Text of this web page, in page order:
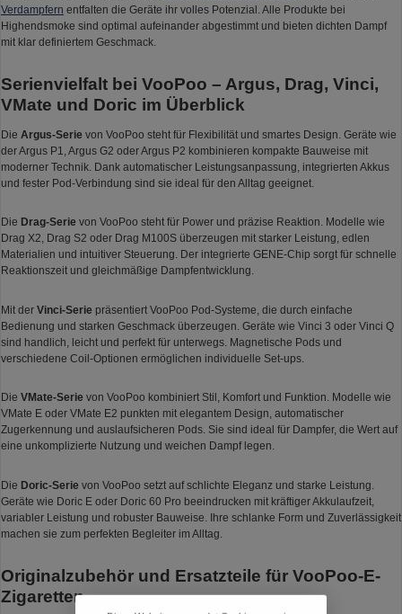
Verdampfern entfalten die Geräte ihr volles Potenzial. Alle Produkte bei
Highendsmoke sind optimal aufeinander abgestimmt und bieten dichten Dampf
mit klar definiertem Geschmack.
Serienvielfalt bei VooPoo – Argus, Drag, Vinci,
VMate und Doric im Überblick
Die Argus-Serie von VooPoo steht für Flexibilität und smartes Design. Geräte wie
der Argus P1, Argus G2 oder Argus P2 kombinieren kompakte Bauweise mit
moderner Technik. Dank automatischer Leistungsanpassung, integrierten Akkus
und fester Pod-Verbindung sind sie ideal für den Alltag geeignet.
Die Drag-Serie von VooPoo steht für Power und präzise Reaktion. Modelle wie
Drag X2, Drag S2 oder Drag M100S überzeugen mit starker Leistung, edlen
Materialien und intuitiver Steuerung. Der integrierte GENE-Chip sorgt für schnelle
Reaktionszeit und gleichmäßige Dampfentwicklung.
Mit der Vinci-Serie präsentiert VooPoo Pod-Systeme, die durch einfache
Bedienung und starken Geschmack überzeugen. Geräte wie Vinci 3 oder Vinci Q
sind handlich, leicht und perfekt für unterwegs. Magnetische Pods und
verschiedene Coil-Optionen ermöglichen individuelle Set-ups.
Die VMate-Serie von VooPoo kombiniert Stil, Komfort und Funktion. Modelle wie
VMate E oder VMate E2 punkten mit elegantem Design, automatischer
Zugerkennung und auslaufsicheren Pods. Sie sind ideal für Dampfer, die Wert auf
eine unkomplizierte Nutzung und weichen Dampf legen.
Die Doric-Serie von VooPoo setzt auf schlichte Eleganz und starke Leistung.
Geräte wie Doric E oder Doric 60 Pro beeindrucken mit kräftiger Akkulaufzeit,
variabler Leistung und robuster Bauweise. Ihre schlanke Form und Zuverlässigkeit
machen sie zum perfekten Begleiter im Alltag.
Originalzubehör und Ersatzteile für VooPoo-E-
Zigaretten